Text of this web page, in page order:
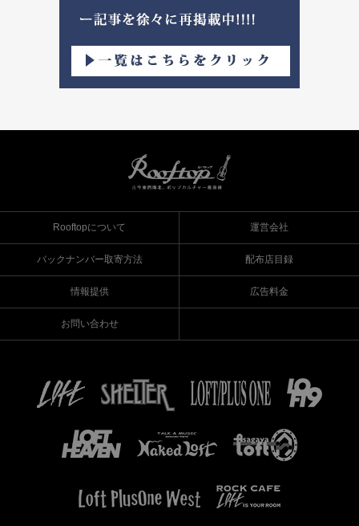
Rooftopについて 運営会社
バックナンバー取寄方法 配布店目録
情報提供 広告料金
お問い合わせ